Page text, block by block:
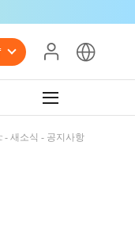
- 새소식 - 공지사항